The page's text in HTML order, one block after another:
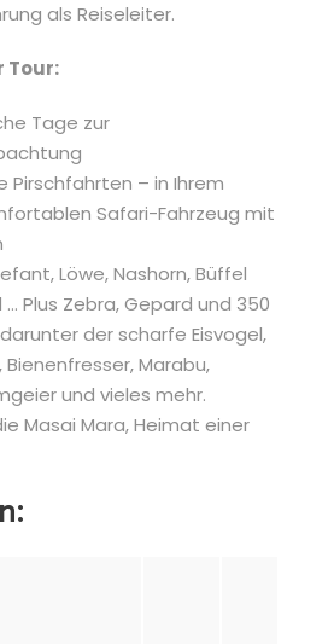
als Reiseleiter.
Tour:
Tage zur
Pirschfahrten – in Ihrem
Safari-Fahrzeug mit
Löwe, Nashorn, Büffel
Plus Zebra, Gepard und 350
der scharfe Eisvogel,
Marabu,
und vieles mehr.
Masai Mara, Heimat einer